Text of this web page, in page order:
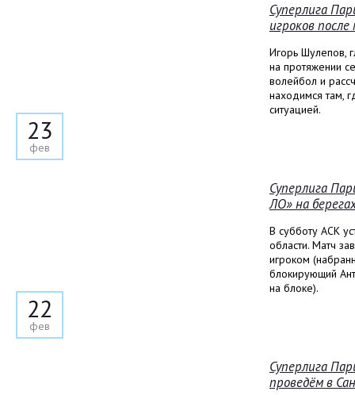
23
фев
Суперлига
игроков
Игорь Шулепов,
на протяжении
волейбол и
находимся там,
ситуацией.
22
фев
Суперлига
ЛО» на
В субботу АСК
области. Матч
игроком
блокирующий
на блоке).
Суперлига
проведём в